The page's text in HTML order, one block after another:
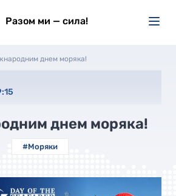
Разом ми — сила!
днем моряка!
днем моряка!
#Моряки